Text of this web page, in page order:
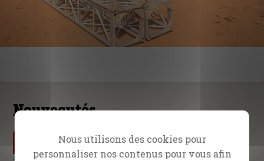
Nouveautés
Par Daniel Kolenda
L’urgence de l’évangélisation
Nous utilisons des cookies pour
personnaliser nos contenus pour vous afin